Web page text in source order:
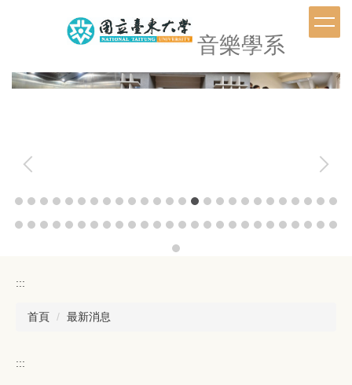
內
音樂學系
:::
首頁 最新消息
:::